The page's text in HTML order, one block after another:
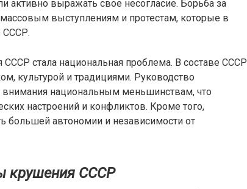
активно выражать свое несогласие. Борьба за
выступлениям и протестам, которые в
СССР.
стала национальная проблема. В составе СССР
культурой и традициями. Руководство
внимания национальным меньшинствам, что
настроений и конфликтов. Кроме того,
большей автономии и независимости от
крушения СССР